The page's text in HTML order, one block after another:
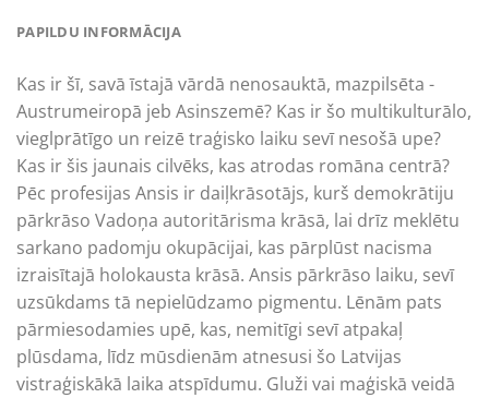
PAPILDU INFORMĀCIJA
Kas ir šī, savā īstajā vārdā nenosauktā, mazpilsēta ­
Austrumeiropā jeb Asinszemē? Kas ir šo multikulturālo,
vieglprātīgo un reizē traģisko laiku sevī nesošā upe?
Kas ir šis jaunais cilvēks, kas atrodas romāna centrā?
Pēc profesijas Ansis ir daiļkrāsotājs, kurš demokrātiju
pārkrāso Vadoņa autoritārisma krāsā, lai drīz meklētu
sar­kano padomju okupācijai, kas pārplūst nacisma
izraisītajā holokausta krāsā. Ansis pārkrāso laiku, sevī
uzsūkdams tā nepielūdzamo pigmentu. Lēnām pats
pārmiesodamies upē, kas, nemitīgi sevī atpakaļ
plūsdama, līdz mūsdienām atne­susi šo Latvijas
vistraģiskākā laika atspīdumu. Gluži vai maģiskā veidā